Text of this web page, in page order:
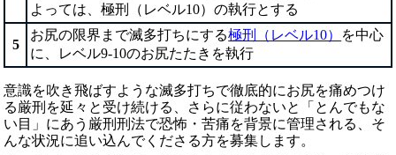
よっては、極刑（レベル10）の執行とする
5
お尻の限界まで滅多打ちにする極刑（レベル10）
を中心
に、レベル9-10のお尻たたきを執行
意識を吹き飛ばすような滅多打ちで徹底的にお尻を痛めつけ
る厳刑を延々と受け続ける、さらに従わないと「とんでもな
い目」にあう厳刑刑法で恐怖・苦痛を背景に管理される、そ
んな状況に追い込んでくださる方を募集します。